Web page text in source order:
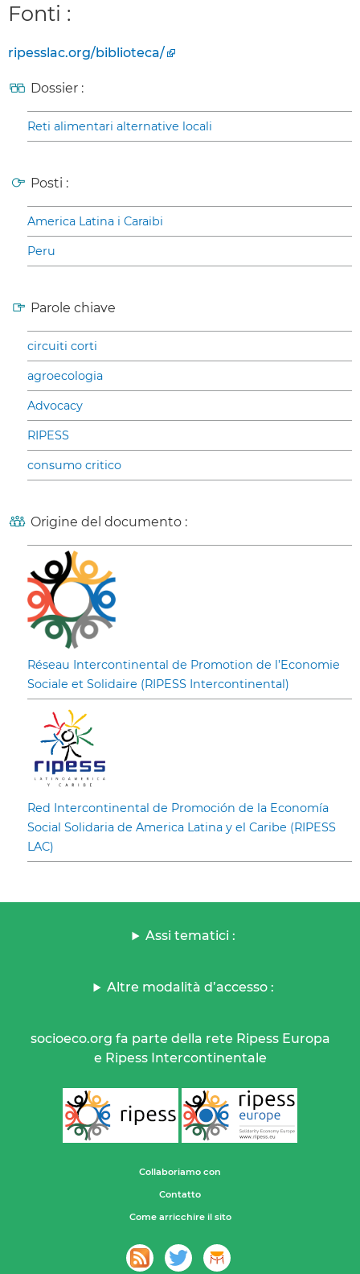
Fonti :
ripesslac.org/biblioteca/
Dossier :
Reti alimentari alternative locali
Posti :
America Latina i Caraibi
Peru
Parole chiave
circuiti corti
agroecologia
Advocacy
RIPESS
consumo critico
Origine del documento :
Réseau Intercontinental de Promotion de l’Economie
Sociale et Solidaire (RIPESS Intercontinental)
Red Intercontinental de Promoción de la Economía
Social Solidaria de America Latina y el Caribe (RIPESS
LAC)
Assi tematici :
Altre modalità d’accesso :
socioeco.org fa parte della rete Ripess Europa
e Ripess Intercontinentale
Collaboriamo con
Contatto
Come arricchire il sito